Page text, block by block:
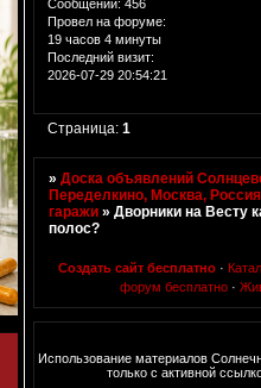
Сообщений: 456
Провел на форуме:
19 часов 4 минуты
Последний визит:
2026-07-29 20:54:21
Страница:1
»Доска объявлений
Переделкино, Москва, Россия
гаражи »Дворники на Весту
полос?
Создать сайт бесплатно ·
форум бесплатно ·
Использование материалов
только с активной